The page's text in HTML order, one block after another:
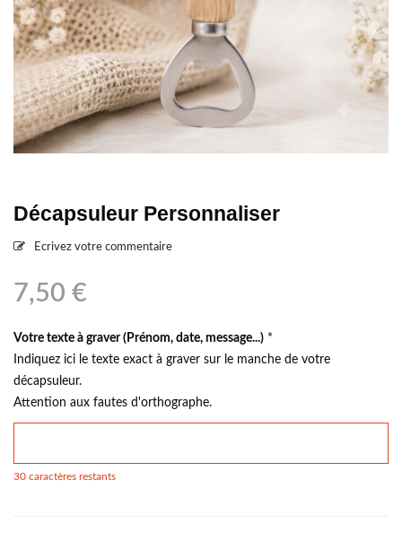
Décapsuleur Personnaliser
Ecrivez votre commentaire
7,50 €
Votre texte à graver (Prénom, date, message...) *
Indiquez ici le texte exact à graver sur le manche de votre
décapsuleur.
Attention aux fautes d'orthographe.
30 caractères restants